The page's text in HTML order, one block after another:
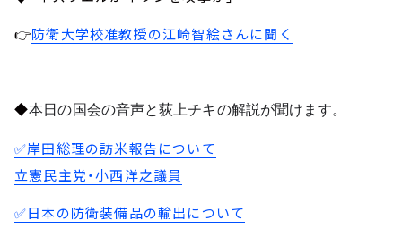
👉防衛大学校准教授の江崎智絵さんに聞く
◆本日の国会の音声と荻上チキの解説が聞けます。
✅岸田総理の訪米報告について
立憲民主党・小西洋之議員
✅日本の防衛装備品の輸出について